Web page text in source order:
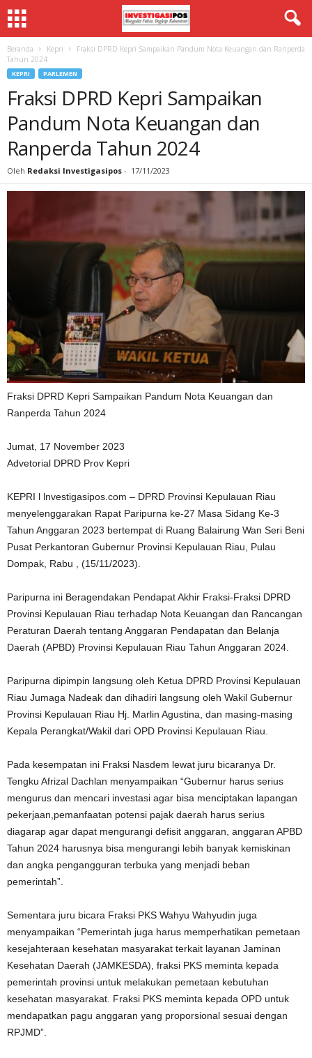
Beranda Kepri
Fraksi DPRD Kepri Sampaikan Pandum Nota Keuangan dan Ranperda
Tahun 2024
KEPRI PARLEMEN
Fraksi DPRD Kepri Sampaikan
Pandum Nota Keuangan dan
Ranperda Tahun 2024
Oleh Redaksi Investigasipos - 17/11/2023
Fraksi DPRD Kepri Sampaikan Pandum Nota Keuangan dan
Ranperda Tahun 2024
Jumat, 17 November 2023
Advetorial DPRD Prov Kepri
KEPRI l lnvestigasipos.com – DPRD Provinsi Kepulauan Riau
menyelenggarakan Rapat Paripurna ke-27 Masa Sidang Ke-3
Tahun Anggaran 2023 bertempat di Ruang Balairung Wan Seri Beni
Pusat Perkantoran Gubernur Provinsi Kepulauan Riau, Pulau
Dompak, Rabu , (15/11/2023).
Paripurna ini Beragendakan Pendapat Akhir Fraksi-Fraksi DPRD
Provinsi Kepulauan Riau terhadap Nota Keuangan dan Rancangan
Peraturan Daerah tentang Anggaran Pendapatan dan Belanja
Daerah (APBD) Provinsi Kepulauan Riau Tahun Anggaran 2024.
Paripurna dipimpin langsung oleh Ketua DPRD Provinsi Kepulauan
Riau Jumaga Nadeak dan dihadiri langsung oleh Wakil Gubernur
Provinsi Kepulauan Riau Hj. Marlin Agustina, dan masing-masing
Kepala Perangkat/Wakil dari OPD Provinsi Kepulauan Riau.
Pada kesempatan ini Fraksi Nasdem lewat juru bicaranya Dr.
Tengku Afrizal Dachlan menyampaikan “Gubernur harus serius
mengurus dan mencari investasi agar bisa menciptakan lapangan
pekerjaan,pemanfaatan potensi pajak daerah harus serius
diagarap agar dapat mengurangi defisit anggaran, anggaran APBD
Tahun 2024 harusnya bisa mengurangi lebih banyak kemiskinan
dan angka pengangguran terbuka yang menjadi beban
pemerintah”.
Sementara juru bicara Fraksi PKS Wahyu Wahyudin juga
menyampaikan “Pemerintah juga harus memperhatikan pemetaan
kesejahteraan kesehatan masyarakat terkait layanan Jaminan
Kesehatan Daerah (JAMKESDA), fraksi PKS meminta kepada
pemerintah provinsi untuk melakukan pemetaan kebutuhan
kesehatan masyarakat. Fraksi PKS meminta kepada OPD untuk
mendapatkan pagu anggaran yang proporsional sesuai dengan
RPJMD”.